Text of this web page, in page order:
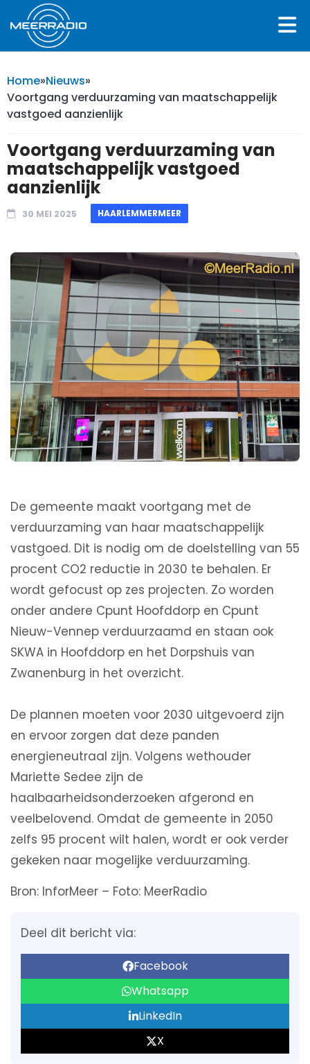
Home»Nieuws»
Voortgang verduurzaming van maatschappelijk
vastgoed aanzienlijk
Voortgang verduurzaming van
maatschappelijk vastgoed
aanzienlijk
30 MEI 2025 HAARLEMMERMEER
De gemeente maakt voortgang met de
verduurzaming van haar maatschappelijk
vastgoed. Dit is nodig om de doelstelling van 55
procent CO2 reductie in 2030 te behalen. Er
wordt gefocust op zes projecten. Zo worden
onder andere Cpunt Hoofddorp en Cpunt
Nieuw-Vennep verduurzaamd en staan ook
SKWA in Hoofddorp en het Dorpshuis van
Zwanenburg in het overzicht.
De plannen moeten voor 2030 uitgevoerd zijn
en ervoor zorgen dat deze panden
energieneutraal zijn. Volgens wethouder
Mariette Sedee zijn de
haalbaarheidsonderzoeken afgerond en
veelbelovend. Omdat de gemeente in 2050
zelfs 95 procent wilt halen, wordt er ook verder
gekeken naar mogelijke verduurzaming.
Bron: InforMeer – Foto: MeerRadio
Deel dit bericht via:
Facebook
Whatsapp
LinkedIn
X